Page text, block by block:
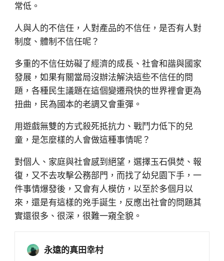
常低。
人與人的不信任，人對產品的不信任，是否有人對
制度、體制不信任呢？
多重的不信任妨礙了經濟的成長、社會和諧與國家
發展，如果有關當局沒辦法解決這些不信任的問
題，各種民生議題在這個變遷飛快的世界裡會更為
扭曲，民為國本的老調又會重彈。
用遊戲無雙的方式殺死抵抗力、戰鬥力低下的兒
童，是怎麼樣的人會做這種事情呢？
對個人、家庭與社會感到絕望，選擇玉石俱焚、報
復，又不去攻擊公務部門，而找了幼兒園下手，一
件事情爆發後，又會有人模仿，以至於多個月以
來，還是有這樣的兇手誕生，反應出社會的問題其
實還很多、很深，很難一窺全貌。
永遠的真田幸村